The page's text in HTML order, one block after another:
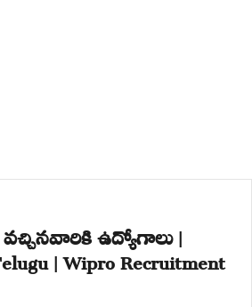
ఉద్యోగాలు |
| Wipro Recruitment